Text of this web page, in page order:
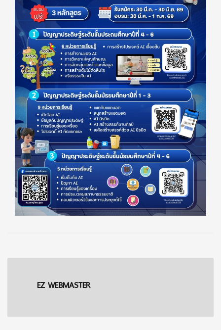
EZ WEBMASTER